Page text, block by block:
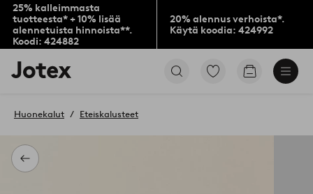
25% kalleimmasta
tuotteesta* + 10% lisää
alennetuista hinnoista**.
Koodi: 424882
20% alennus verhoista*.
Käytä koodia: 424992
Jotex-
logo
aloitussivulle
Siirry
Siirry
Takaisin
Huonekalut Eteiskalusteet